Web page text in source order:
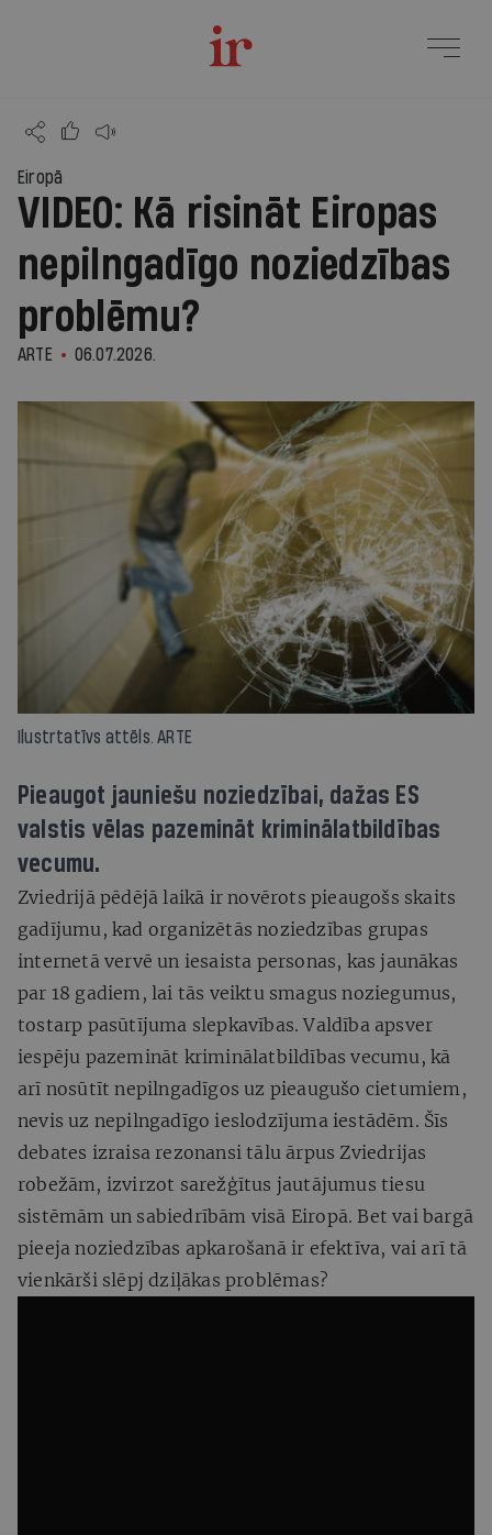
Eiropā
VIDEO: Kā risināt Eiropas
nepilngadīgo noziedzības
problēmu?
ARTE 06.07.2026.
Ilustrtatīvs attēls. ARTE
Pieaugot jauniešu noziedzībai, dažas ES
valstis vēlas pazemināt kriminālatbildības
vecumu.
Zviedrijā pēdējā laikā ir novērots pieaugošs skaits
gadījumu, kad organizētās noziedzības grupas
internetā vervē un iesaista personas, kas jaunākas
par 18 gadiem, lai tās veiktu smagus noziegumus,
tostarp pasūtījuma slepkavības. Valdība apsver
iespēju pazemināt kriminālatbildības vecumu, kā
arī nosūtīt nepilngadīgos uz pieaugušo cietumiem,
nevis uz nepilngadīgo ieslodzījuma iestādēm. Šīs
debates izraisa rezonansi tālu ārpus Zviedrijas
robežām, izvirzot sarežģītus jautājumus tiesu
sistēmām un sabiedrībām visā Eiropā. Bet vai bargā
pieeja noziedzības apkarošanā ir efektīva, vai arī tā
vienkārši slēpj dziļākas problēmas?